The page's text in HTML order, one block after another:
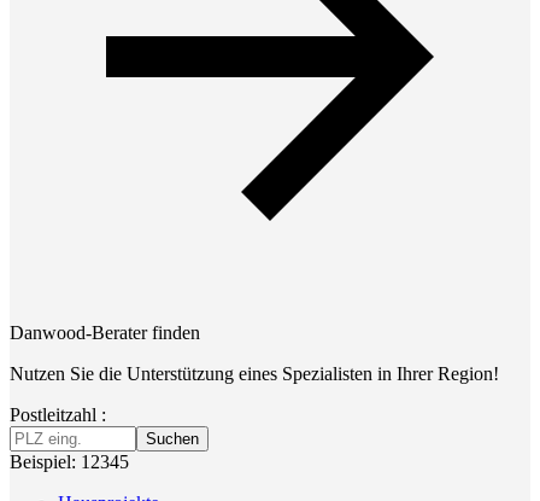
Danwood-Berater finden
Nutzen Sie die Unterstützung eines Spezialisten in Ihrer Region!
Postleitzahl :
Suchen
Beispiel: 12345